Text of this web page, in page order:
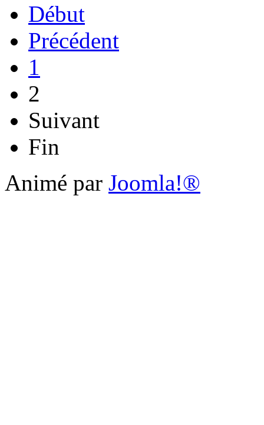
Début
Précédent
1
2
Suivant
Fin
Animé par Joomla!®